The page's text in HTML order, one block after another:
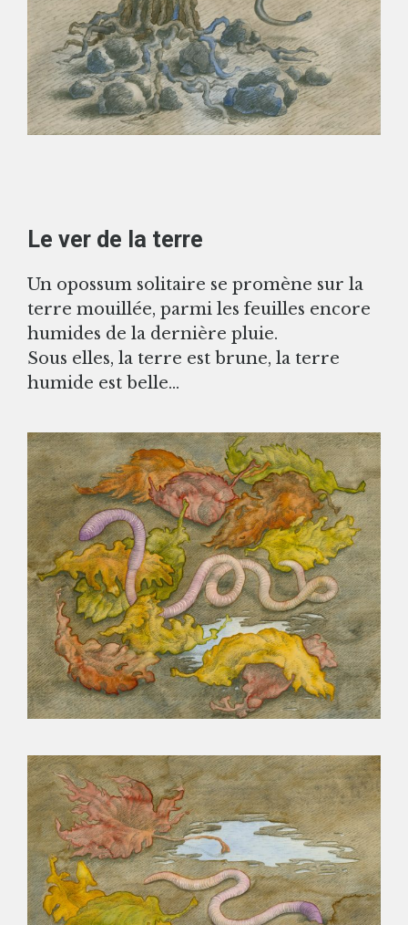
Le ver de la terre
Un opossum solitaire se promène sur la
terre mouillée, parmi les feuilles encore
humides de la dernière pluie.
Sous elles, la terre est brune, la terre
humide est belle…